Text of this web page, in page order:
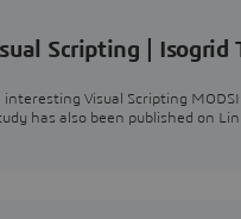
Scripting | Isogrid
Visual Scripting
has also been published on